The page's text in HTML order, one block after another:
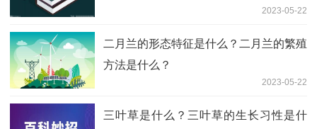
2023-05-22
二月兰的形态特征是什么？二月兰的繁殖
方法是什么？
2023-05-22
三叶草是什么？三叶草的生长习性是什